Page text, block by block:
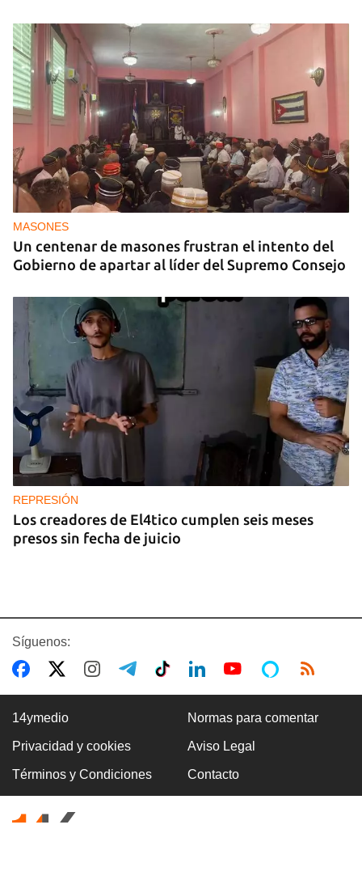
MASONES
Un centenar de masones frustran el intento del
Gobierno de apartar al líder del Supremo Consejo
REPRESIÓN
Los creadores de El4tico cumplen seis meses
presos sin fecha de juicio
BANCARIZACIÓN
La ausencia de un mercado de divisas operativo
explica la escasez de efectivo en moneda
Síguenos:
14ymedio Normas para comentar
Privacidad y cookies Aviso Legal
Términos y Condiciones Contacto